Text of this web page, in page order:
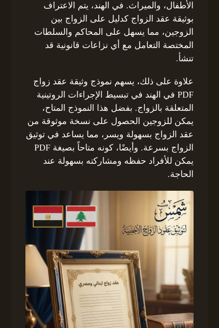
الأطفال، والميراث. في الهند، يتم الاعتراف
بوثيقة عقد الزواج كدليل على الزواج بين
الزوجين، مما يسهل على المحاكم والسلطات
المختصة التعامل مع أي نزاعات قانونية قد
تنشأ.
علاوة على ذلك، يسهم نموذج وثيقة عقد زواج
PDF في الهند في تبسيط الإجراءات الروتينية
المتعلقة بالزواج. بفضل هذا النموذج المتاح،
يمكن للزوجين الحصول على نسخة موثوقة من
عقد الزواج بسهولة ويسر، مما يساعد في توثيق
الزواج بسرعة. وأيضًا، كونه متاحاً بصيغة PDF
يمكن للأفراد حفظه ومشاركته بسهولة عند
الحاجة.